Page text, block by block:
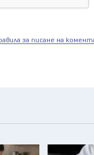
за писане на